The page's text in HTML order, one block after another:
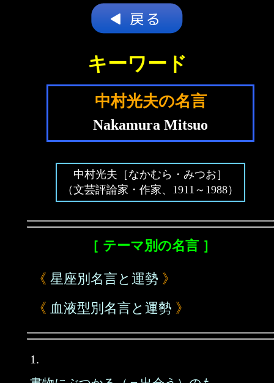
キーワード
中村光夫の名言
Nakamura Mitsuo
中村光夫［なかむら・みつお］
（文芸評論家・作家、1911～1988）
［ テーマ別の名言 ］
《 星座別名言と運勢 》
《 血液型別名言と運勢 》
1.